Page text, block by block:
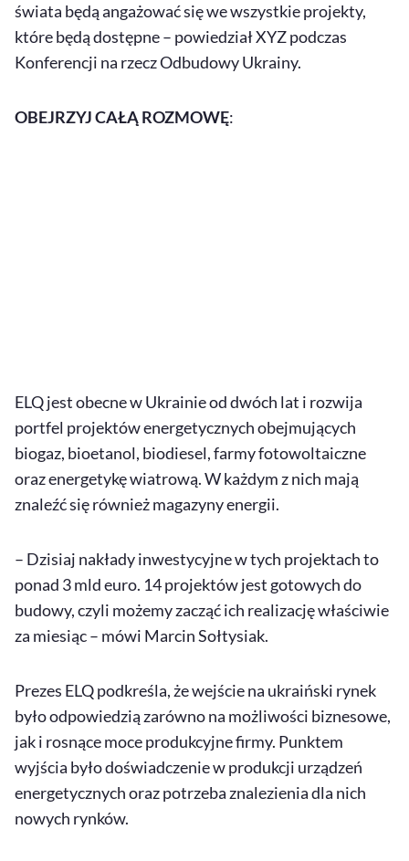
świata będą angażować się we wszystkie projekty,
które będą dostępne – powiedział XYZ podczas
Konferencji na rzecz Odbudowy Ukrainy.
OBEJRZYJ CAŁĄ ROZMOWĘ:
ELQ jest obecne w Ukrainie od dwóch lat i rozwija
portfel projektów energetycznych obejmujących
biogaz, bioetanol, biodiesel, farmy fotowoltaiczne
oraz energetykę wiatrową. W każdym z nich mają
znaleźć się również magazyny energii.
– Dzisiaj nakłady inwestycyjne w tych projektach to
ponad 3 mld euro. 14 projektów jest gotowych do
budowy, czyli możemy zacząć ich realizację właściwie
za miesiąc – mówi Marcin Sołtysiak.
Prezes ELQ podkreśla, że wejście na ukraiński rynek
było odpowiedzią zarówno na możliwości biznesowe,
jak i rosnące moce produkcyjne firmy. Punktem
wyjścia było doświadczenie w produkcji urządzeń
energetycznych oraz potrzeba znalezienia dla nich
nowych rynków.